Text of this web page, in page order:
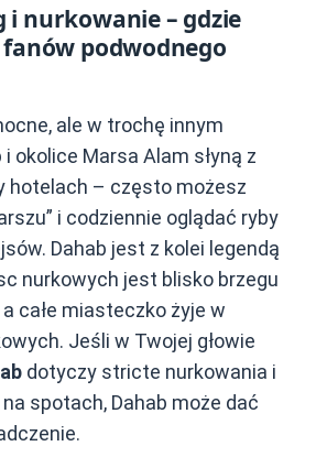
i nurkowanie – gdzie
podwodnego
ale w trochę innym
okolice Marsa Alam słyną z
hotelach – często możesz
i codziennie oglądać ryby
Dahab jest z kolei legendą
nurkowych jest blisko brzegu
całe miasteczko żyje w
Jeśli w Twojej głowie
dotyczy stricte nurkowania i
spotach, Dahab może dać